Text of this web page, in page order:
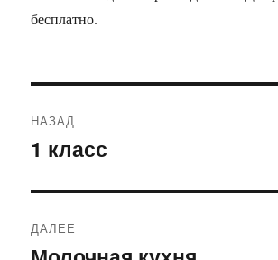
бесплатно.
по
НАЗАД
Предыдущая
1 класс
ДАЛЕЕ
Следующая